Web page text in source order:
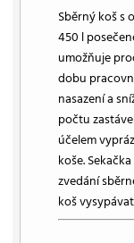
Sběrný koš s
450 l
umožňuje
dobu
nasazení a
počtu
účelem
koše.
zvedání
koš